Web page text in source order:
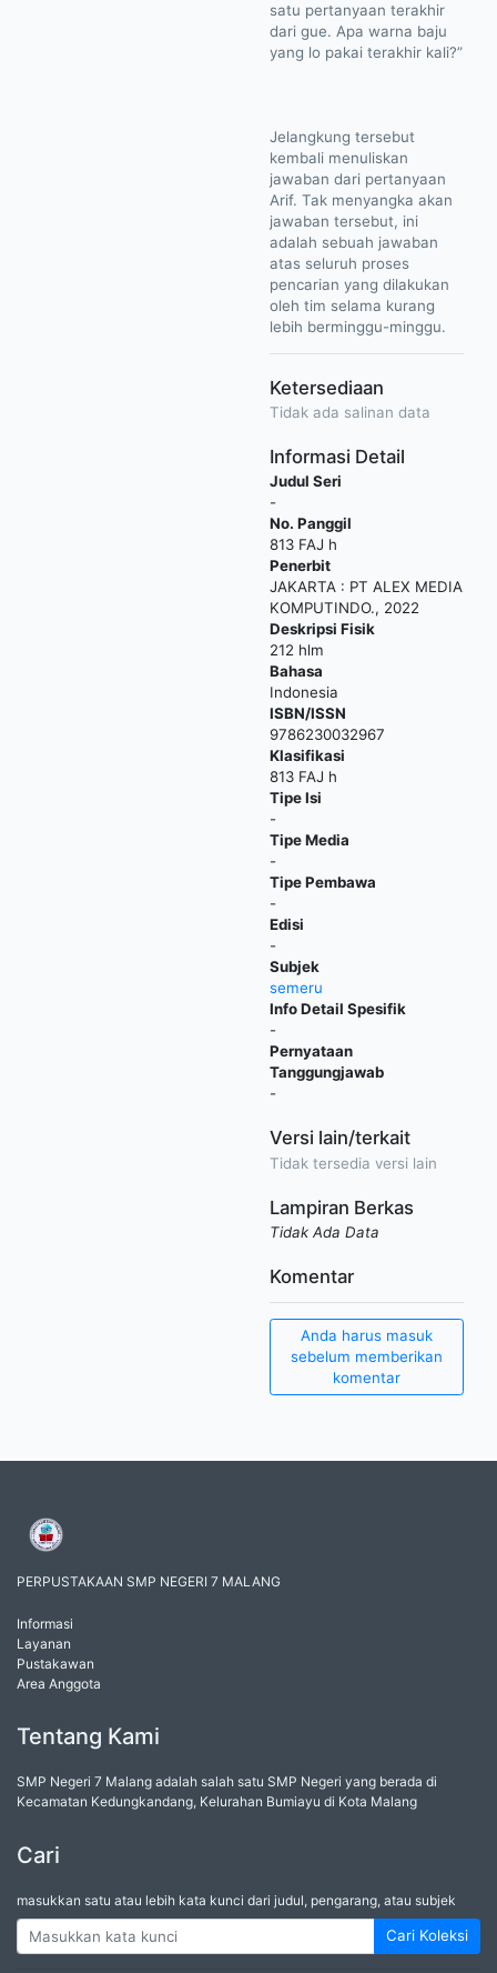
satu pertanyaan terakhir
dari gue. Apa warna baju
yang lo pakai terakhir kali?”
Jelangkung tersebut
kembali menuliskan
jawaban dari pertanyaan
Arif. Tak menyangka akan
jawaban tersebut, ini
adalah sebuah jawaban
atas seluruh proses
pencarian yang dilakukan
oleh tim selama kurang
lebih berminggu-minggu.
Ketersediaan
Tidak ada salinan data
Informasi Detail
Judul Seri
-
No. Panggil
813 FAJ h
Penerbit
JAKARTA : PT ALEX MEDIA
KOMPUTINDO., 2022
Deskripsi Fisik
212 hlm
Bahasa
Indonesia
ISBN/ISSN
9786230032967
Klasifikasi
813 FAJ h
Tipe Isi
-
Tipe Media
-
Tipe Pembawa
-
Edisi
-
Subjek
semeru
Info Detail Spesifik
-
Pernyataan
Tanggungjawab
-
Versi lain/terkait
Tidak tersedia versi lain
Lampiran Berkas
Tidak Ada Data
Komentar
Anda harus masuk
sebelum memberikan
komentar
PERPUSTAKAAN SMP NEGERI 7 MALANG
Informasi
Layanan
Pustakawan
Area Anggota
Tentang Kami
SMP Negeri 7 Malang adalah salah satu SMP Negeri yang berada di
Kecamatan Kedungkandang, Kelurahan Bumiayu di Kota Malang
Cari
masukkan satu atau lebih kata kunci dari judul, pengarang, atau subjek
Cari Koleksi